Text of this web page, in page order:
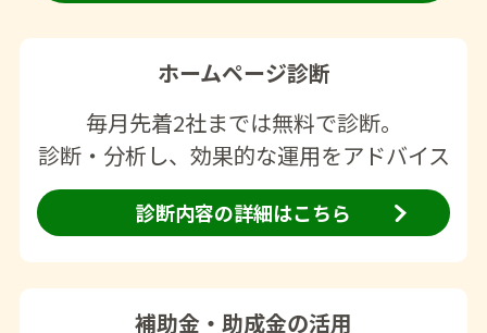
ホームページ診断
毎月先着2社までは無料で診断。
診断・分析し、効果的な運用をアドバイス
診断内容の詳細はこちら
補助金・助成金の活用